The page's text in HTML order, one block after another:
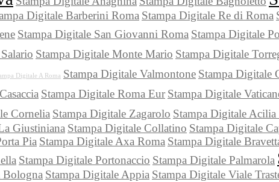
Digitale Barberini Roma Stampa Digitale Re di Roma
Stampa Digitale San Giovanni Roma Stampa Digitale
Stampa Digitale Monte Mario Stampa Digitale
Digitale A Roma Stampa Digitale Valmontone Stampa Digitale
Stampa Digitale Roma Eur Stampa Digitale
Cornelia Stampa Digitale Zagarolo Stampa Digitale Acilia
Giustiniana Stampa Digitale Collatino Stampa Digitale
Pia Stampa Digitale Axa Roma Stampa Digitale
Stampa Digitale Portonaccio Stampa Digitale Palmarola
Bologna Stampa Digitale Appia Stampa Digitale Viale